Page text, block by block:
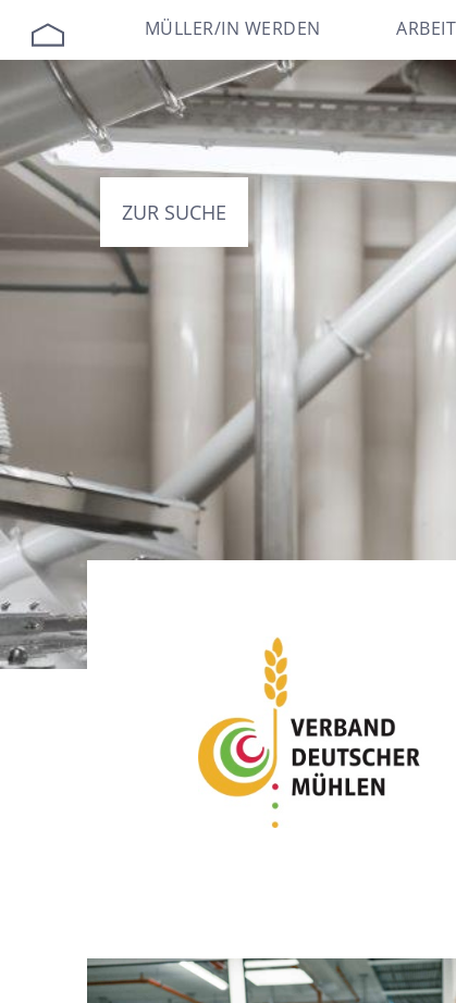
MÜLLER/IN WERDEN
ZUR SUCHE